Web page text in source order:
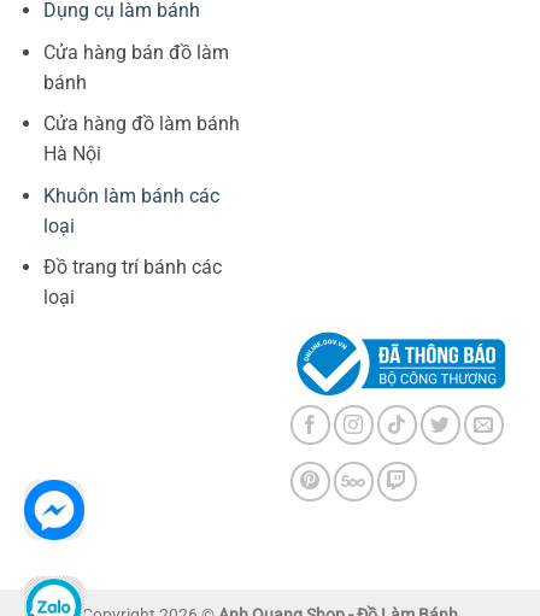
Dụng cụ làm bánh
Cửa hàng bán đồ làm
bánh
Cửa hàng đồ làm bánh
Hà Nội
Khuôn làm bánh các
loại
Đồ trang trí bánh các
loại